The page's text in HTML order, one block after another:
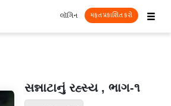
☰
લૉગિન મફત પ્રકાશિત કરો
સન્નાટાનું રહ્સ્ય , ભાગ-૧